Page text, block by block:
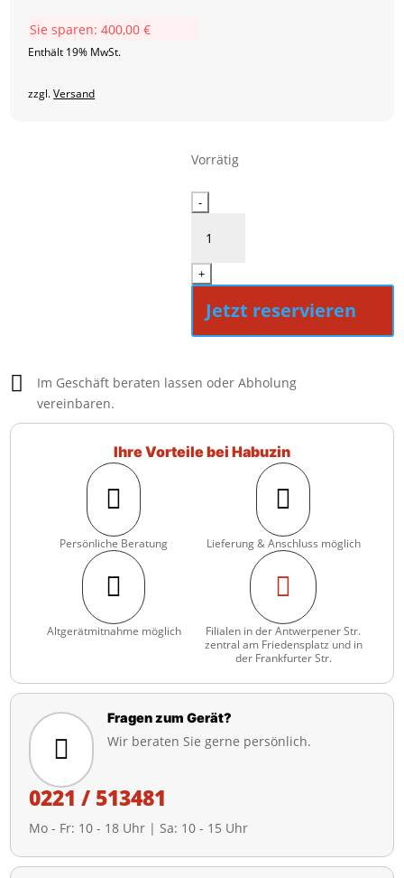
war:
1.149,00 €
ist:
Sie sparen:400,00€
Enthält 19% MwSt.
zzgl.Versand
Vorrätig
Siemens
Menge
-
+
Jetzt reservieren

Im Geschäft beraten lassen oder Abholung
vereinbaren.
Ihre Vorteile bei Habuzin

Persönliche Beratung

Lieferung & Anschluss möglich

Altgerätmitnahme möglich

Filialen in der Antwerpener Str.
zentral am Friedensplatz und in
der Frankfurter Str.

Fragen zum Gerät?
Wir beraten Sie gerne persönlich.
0221 / 513481
Mo - Fr: 10 - 18 Uhr | Sa: 10 - 15 Uhr